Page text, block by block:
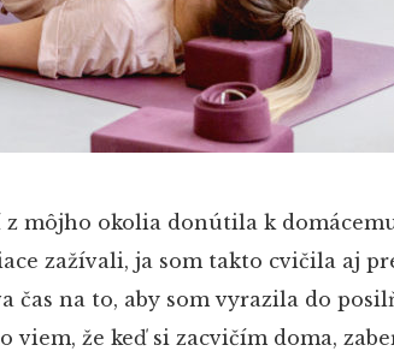
z môjho okolia donútila k
zažívali, ja som takto cvičila aj
čas na to, aby som vyrazila do
viem, že keď si zacvičím doma,